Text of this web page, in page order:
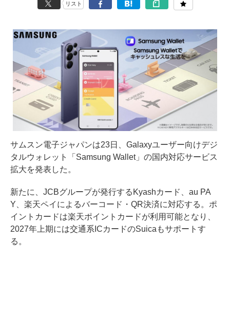
リスト
サムスン電子ジャパンは23日、Galaxyユーザー向けデジ
タルウォレット「Samsung Wallet」の国内対応サービス
拡大を発表した。
新たに、JCBグループが発行するKyashカード、au PA
Y、楽天ペイによるバーコード・QR決済に対応する。ポ
イントカードは楽天ポイントカードが利用可能となり、
2027年上期には交通系ICカードのSuicaもサポートす
る。